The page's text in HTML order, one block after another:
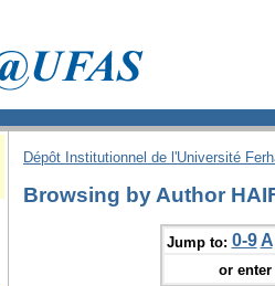
Dépôt Institutionnel de l'Université
Browsing by Author
Jump to: 0-9 A
or